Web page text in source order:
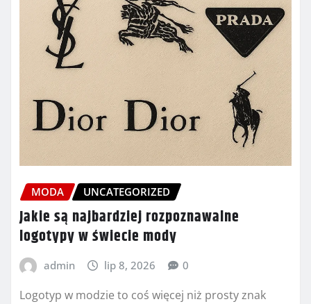
MODA UNCATEGORIZED
Jakie są najbardziej rozpoznawalne
logotypy w świecie mody
admin lip 8, 2026 0
Logotyp w modzie to coś więcej niż prosty znak